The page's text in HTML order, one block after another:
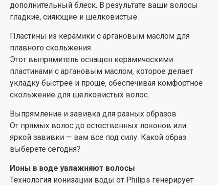
Быстрый нагрев, готовность к использованию через
Выпрямитель быстро нагревается и готов к
использованию всего через 30 секунд после
включения
дополнительный блеск. В результате ваши волосы
гладкие, сияющие и шелковистые.
Пластины из керамики с аргановым маслом для
плавного скольжения
Этот выпрямитель оснащен керамическими
пластинами с аргановым маслом, которое делает
укладку быстрее и проще, обеспечивая комфортное
скольжение для шелковистых волос.
Выпрямление и завивка для разных образов
От прямых волос до естественных локонов или
яркой завивки — вам все под силу. Какой образ
выберете сегодня?
Ионы в воде увлажняют волосы
Технология ионизации воды от Philips генерирует